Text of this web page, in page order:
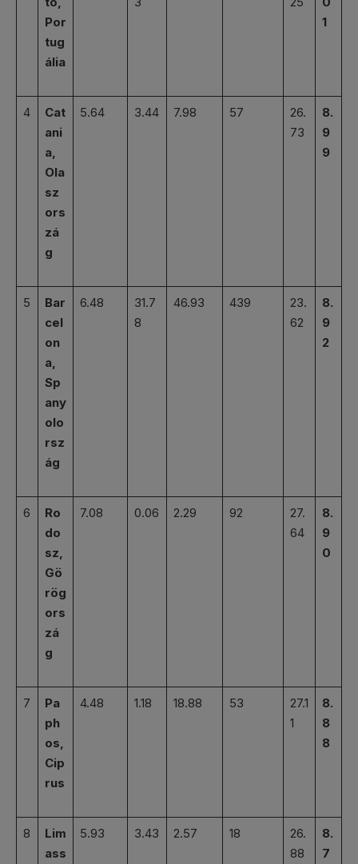
Por
tug
ália
1
4
Cat
ani
a,
Ola
sz
ors
zá
g
5.64 3.44 7.98 57
26.
73
8.
9
9
5
Bar
cel
on
a,
Sp
any
olo
rsz
ág
6.48
31.7
8
46.93 439
23.
62
8.
9
2
6
Ro
do
sz,
Gö
rög
ors
zá
g
7.08 0.06 2.29 92
27.
64
8.
9
0
7
Pa
ph
os,
Cip
rus
4.48 1.18 18.88 53
27.1
1
8.
8
8
8
Lim
ass
5.93 3.43 2.57 18
26.
88
8.
7